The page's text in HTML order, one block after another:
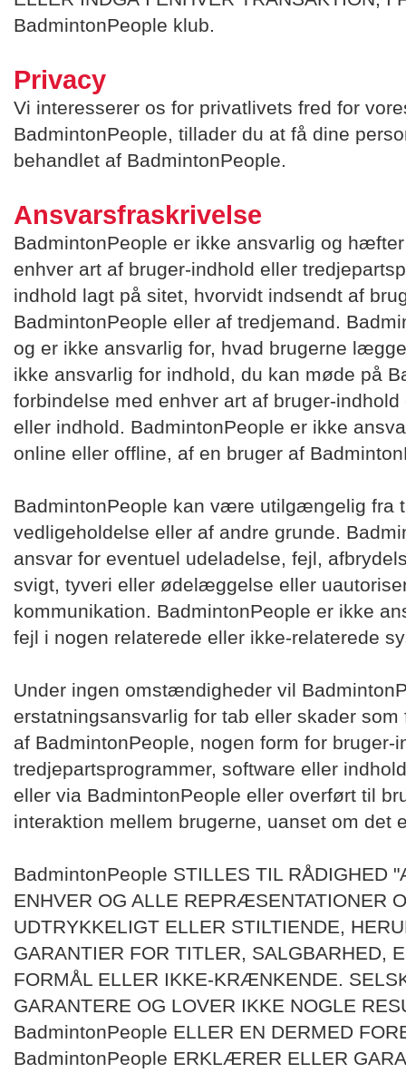
BadmintonPeople klub.
Privacy
Vi interesserer os for privatlivets fred for
BadmintonPeople, tillader du at få dine
behandlet af BadmintonPeople.
Ansvarsfraskrivelse
BadmintonPeople er ikke ansvarlig og
enhver art af bruger-indhold eller
indhold lagt på sitet, hvorvidt indsendt af
BadmintonPeople eller af tredjemand.
og er ikke ansvarlig for, hvad brugerne
ikke ansvarlig for indhold, du kan møde på
forbindelse med enhver art af bruger-
eller indhold. BadmintonPeople er ikke
online eller offline, af en bruger af
BadmintonPeople kan være utilgængelig fra
vedligeholdelse eller af andre grunde.
ansvar for eventuel udeladelse, fejl,
svigt, tyveri eller ødelæggelse eller
kommunikation. BadmintonPeople er ikke
fejl i nogen relaterede eller ikke-relaterede
Under ingen omstændigheder vil
erstatningsansvarlig for tab eller skader
af BadmintonPeople, nogen form for bruger-
tredjepartsprogrammer, software eller
eller via BadmintonPeople eller overført til
interaktion mellem brugerne, uanset om det
BadmintonPeople STILLES TIL RÅDIGHED
ENHVER OG ALLE REPRÆSENTATIONER
UDTRYKKELIGT ELLER STILTIENDE,
GARANTIER FOR TITLER, SALGBARHED,
FORMÅL ELLER IKKE-KRÆNKENDE.
GARANTERE OG LOVER IKKE NOGLE
BadmintonPeople ELLER EN DERMED
BadmintonPeople ERKLÆRER ELLER